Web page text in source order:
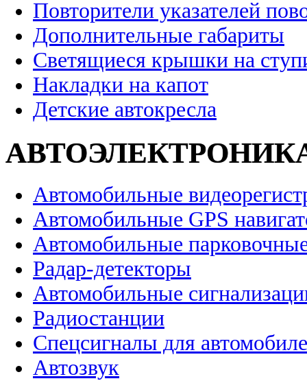
Повторители указателей
Дополнительные габариты
Светящиеся крышки на
Накладки на капот
Детские автокресла
Автомобильные
Автомобильные GPS
Автомобильные
Радар-детекторы
Автомобильные
Радиостанции
Спецсигналы для
Автозвук